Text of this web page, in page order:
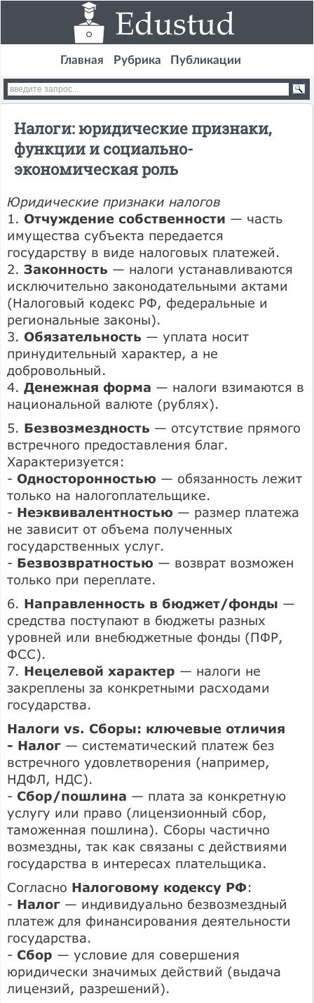
Главная Рубрика Публикации
Налоги: юридические признаки,
функции и социально-
экономическая роль
Юридические признаки налогов
1. Отчуждение собственности — часть
имущества субъекта передается
государству в виде налоговых платежей.
2. Законность — налоги устанавливаются
исключительно законодательными актами
(Налоговый кодекс РФ, федеральные и
региональные законы).
3. Обязательность — уплата носит
принудительный характер, а не
добровольный.
4. Денежная форма — налоги взимаются в
национальной валюте (рублях).
5. Безвозмездность — отсутствие прямого
встречного предоставления благ.
Характеризуется:
- Односторонностью — обязанность лежит
только на налогоплательщике.
- Неэквивалентностью — размер платежа
не зависит от объема полученных
государственных услуг.
- Безвозвратностью — возврат возможен
только при переплате.
6. Направленность в бюджет/фонды —
средства поступают в бюджеты разных
уровней или внебюджетные фонды (ПФР,
ФСС).
7. Нецелевой характер — налоги не
закреплены за конкретными расходами
государства.
Налоги vs. Сборы: ключевые отличия
- Налог — систематический платеж без
встречного удовлетворения (например,
НДФЛ, НДС).
- Сбор/пошлина — плата за конкретную
услугу или право (лицензионный сбор,
таможенная пошлина). Сборы частично
возмездны, так как связаны с действиями
государства в интересах плательщика.
Согласно Налоговому кодексу РФ:
- Налог — индивидуально безвозмездный
платеж для финансирования деятельности
государства.
- Сбор — условие для совершения
юридически значимых действий (выдача
лицензий, разрешений).